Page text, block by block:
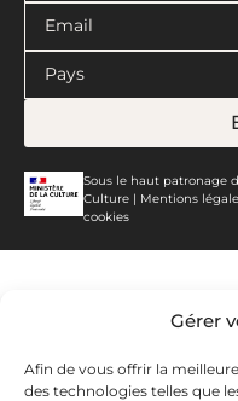
Gérer
Afin de vous offrir la
des technologies telles que
Sous le haut patronage
Culture | Mentions
cookies